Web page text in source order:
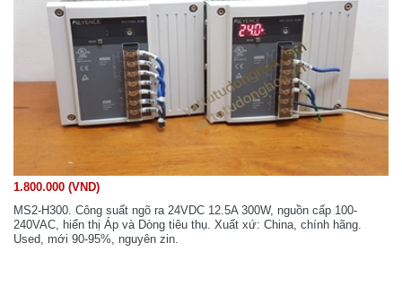
1.800.000 (VND)
MS2-H300. Công suất ngõ ra 24VDC 12.5A 300W, nguồn cấp 100-
240VAC, hiển thị Áp và Dòng tiêu thụ. Xuất xứ: China, chính hãng.
Used, mới 90-95%, nguyên zin.